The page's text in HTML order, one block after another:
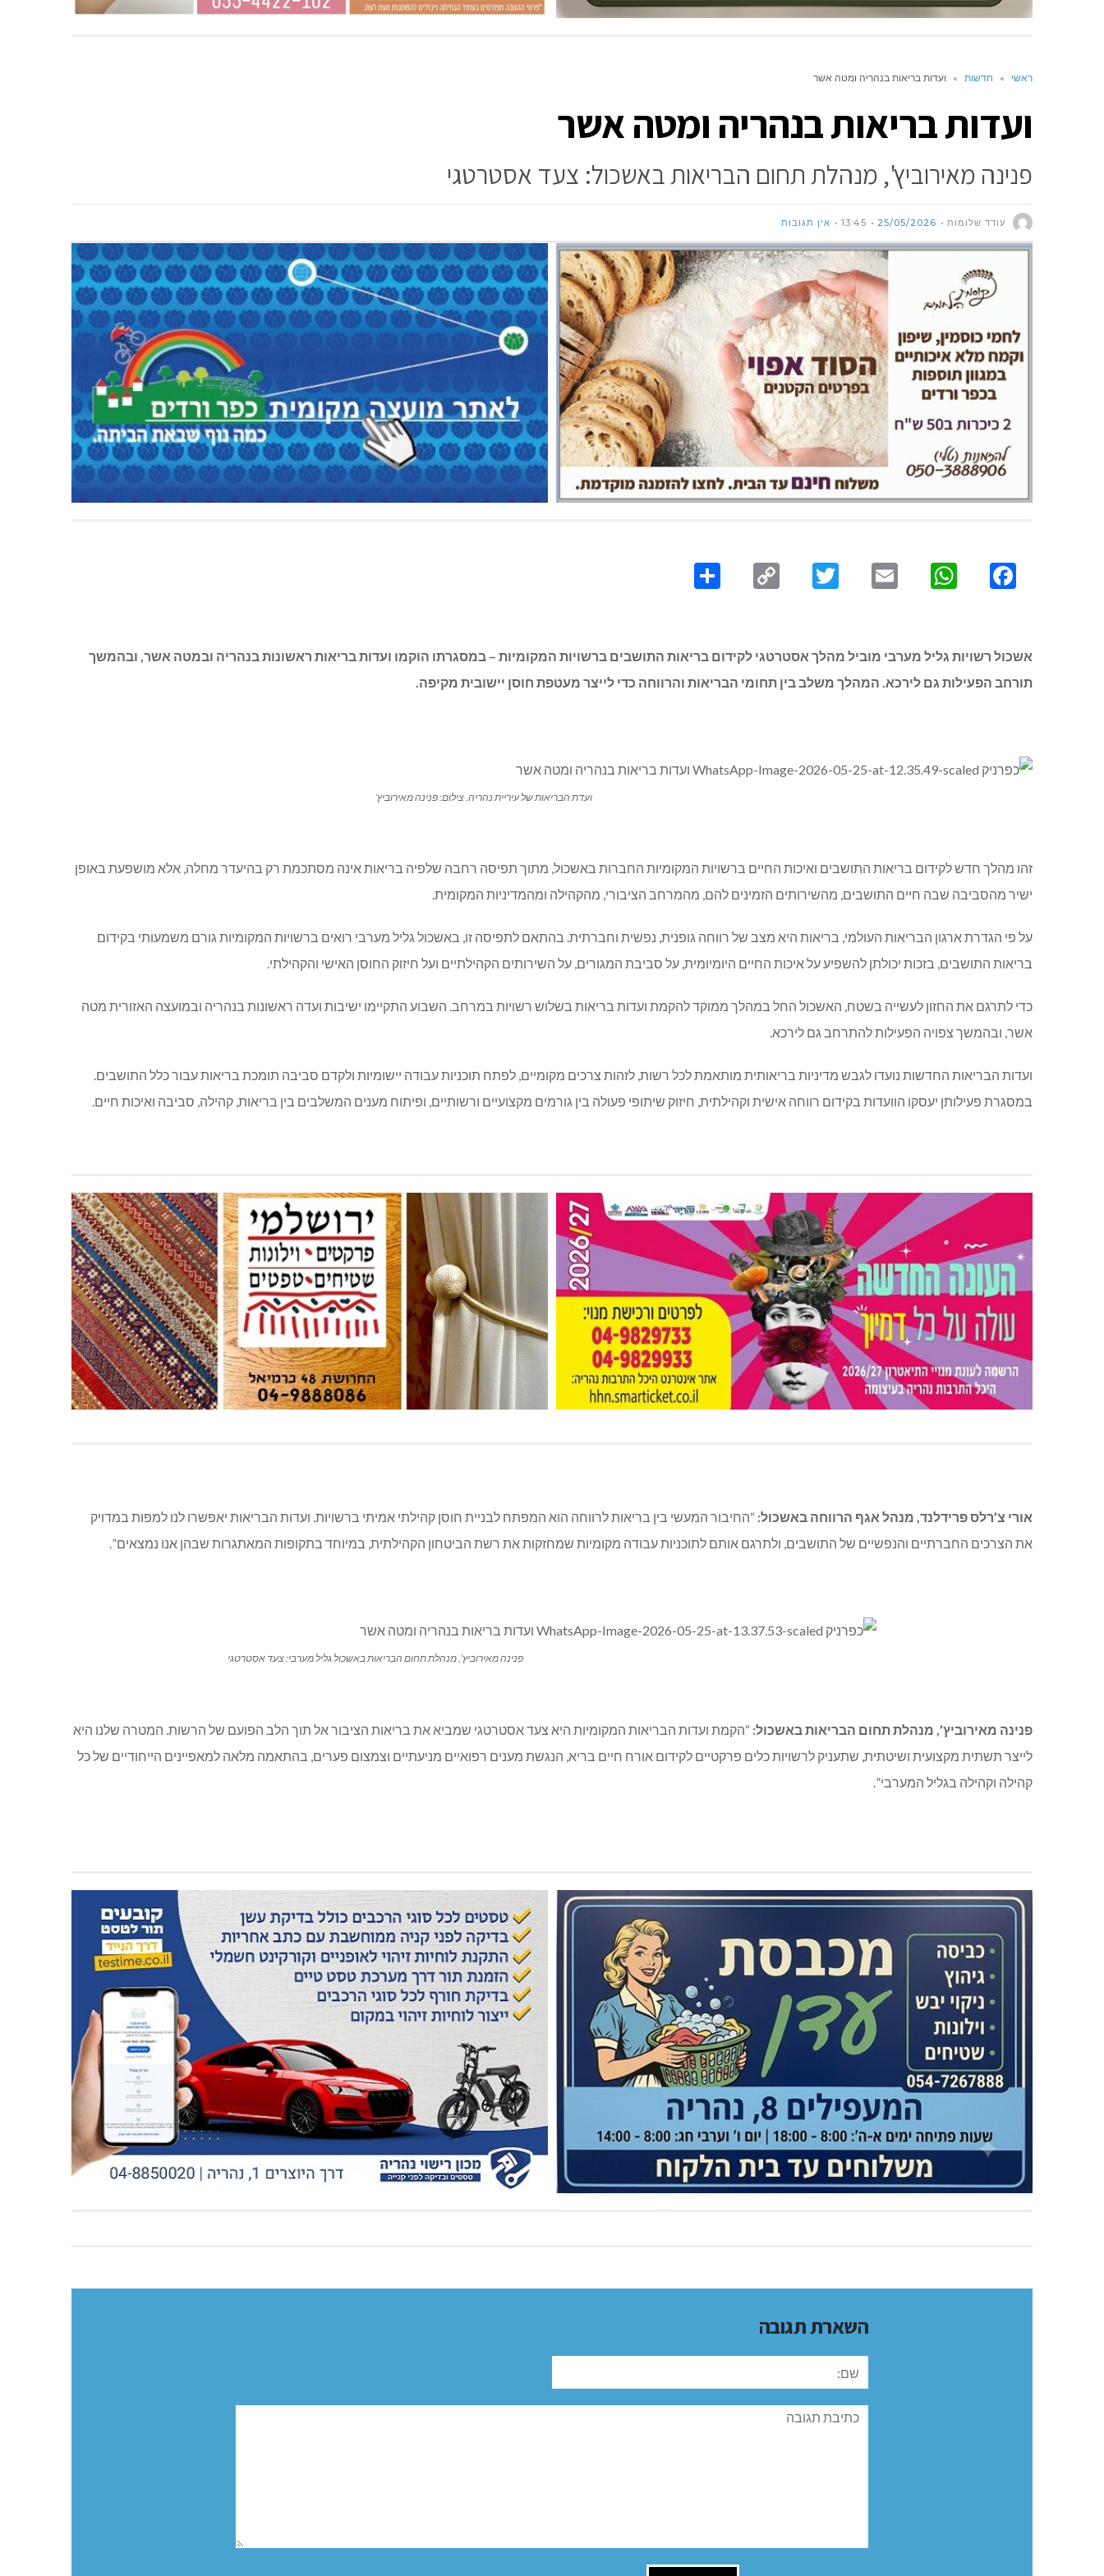
ראשי » חדשות » ועדות בריאות בנהריה ומטה אשר
ועדות בריאות בנהריה ומטה אשר
פנינה מאירוביץ', מנהלת תחום הבריאות באשכול: צעד אסטרטגי
עודד שלומות 25/05/2026
13:45 אין תגובות
Facebook
WhatsApp
Email
Twitter
Copy
אשכול רשויות גליל מערבי מוביל מהלך אסטרטגי לקידום בריאות התושבים ברשויות המקומיות – במסגרתו הוקמו ועדות בריאות ראשונות בנהריה ובמטה אשר, ובהמשך
תורחב הפעילות גם לירכא. המהלך משלב בין תחומי הבריאות והרווחה כדי לייצר מעטפת חוסן יישובית מקיפה.
ועדת הבריאות של עיריית נהריה. צילום: פנינה מאירוביץ’
זהו מהלך חדש לקידום בריאות התושבים ואיכות החיים ברשויות המקומיות החברות באשכול, מתוך תפיסה רחבה שלפיה בריאות אינה מסתכמת רק בהיעדר מחלה, אלא מושפעת באופן
ישיר מהסביבה שבה חיים התושבים, מהשירותים הזמינים להם, מהמרחב הציבורי, מהקהילה ומהמדיניות המקומית.
על פי הגדרת ארגון הבריאות העולמי, בריאות היא מצב של רווחה גופנית, נפשית וחברתית. בהתאם לתפיסה זו, באשכול גליל מערבי רואים ברשויות המקומיות גורם משמעותי בקידום
בריאות התושבים, בזכות יכולתן להשפיע על איכות החיים היומיומית, על סביבת המגורים, על השירותים הקהילתיים ועל חיזוק החוסן האישי והקהילתי.
כדי לתרגם את החזון לעשייה בשטח, האשכול החל במהלך ממוקד להקמת ועדות בריאות בשלוש רשויות במרחב. השבוע התקיימו ישיבות ועדה ראשונות בנהריה ובמועצה האזורית מטה
אשר, ובהמשך צפויה הפעילות להתרחב גם לירכא.
ועדות הבריאות החדשות נועדו לגבש מדיניות בריאותית מותאמת לכל רשות, לזהות צרכים מקומיים, לפתח תוכניות עבודה יישומיות ולקדם סביבה תומכת בריאות עבור כלל התושבים.
במסגרת פעילותן יעסקו הוועדות בקידום רווחה אישית וקהילתית, חיזוק שיתופי פעולה בין גורמים מקצועיים ורשותיים, ופיתוח מענים המשלבים בין בריאות, קהילה, סביבה ואיכות חיים.
אורי צ’רלס פרידלנד, מנהל אגף הרווחה באשכול: “החיבור המעשי בין בריאות לרווחה הוא המפתח לבניית חוסן קהילתי אמיתי ברשויות. ועדות הבריאות יאפשרו לנו למפות במדויק
את הצרכים החברתיים והנפשיים של התושבים, ולתרגם אותם לתוכניות עבודה מקומיות שמחזקות את רשת הביטחון הקהילתית, במיוחד בתקופות המאתגרות שבהן אנו נמצאים”.
פנינה מאירוביץ’, מנהלת תחום הבריאות באשכול גליל מערבי: צעד אסטרטגי
פנינה מאירוביץ’, מנהלת תחום הבריאות באשכול: “הקמת ועדות הבריאות המקומיות היא צעד אסטרטגי שמביא את בריאות הציבור אל תוך הלב הפועם של הרשות. המטרה שלנו היא
לייצר תשתית מקצועית ושיטתית, שתעניק לרשויות כלים פרקטיים לקידום אורח חיים בריא, הנגשת מענים רפואיים מניעתיים וצמצום פערים, בהתאמה מלאה למאפיינים הייחודיים של כל
קהילה וקהילה בגליל המערבי”.
השארת תגובה
שם:
תגובה